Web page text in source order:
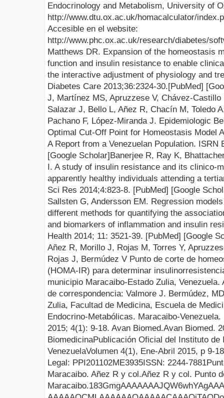
Endocrinology and Metabolism, University of
http://www.dtu.ox.ac.uk/homacalculator/
Accesible en el website:
http://www.phc.ox.ac.uk/research/diabetes/
Matthews DR. Expansion of the homeostasis
function and insulin resistance to enable
the interactive adjustment of physiology and
Diabetes Care 2013;36:2324-30.[PubMed] [
J, Martínez MS, Apruzzese V, Chávez-
Salazar J, Bello L, Añez R, Chacín M, Toledo
Pachano F, López-Miranda J. Epidemiologic
Optimal Cut-Off Point for Homeostasis Model
A Report from a Venezuelan Population. ISRN
[Google Scholar]Banerjee R, Ray K,
I. A study of insulin resistance and its clinico-
apparently healthy individuals attending a
Sci Res 2014;4:823-8. [PubMed] [Google
Sallsten G, Andersson EM. Regression
different methods for quantifying the
and biomarkers of inflammation and insulin
Health 2014; 11: 3521-39. [PubMed] [Google
Añez R, Morillo J, Rojas M, Torres Y,
Rojas J, Bermúdez V Punto de corte de
(HOMA-IR) para determinar
municipio Maracaibo-Estado Zulia, Venezuela.
de correspondencia: Valmore J. Bermúdez,
Zulia, Facultad de Medicina, Escuela de
Endocrino-Metabólicas. Maracaibo-
2015; 4(1): 9-18. Avan Biomed.Avan Biomed.
BiomedicinaPublicación Oficial del Instituto de
VenezuelaVolumen 4(1), Ene-Abril 2015, p 9-18
Legal: PPI201102ME3935ISSN: 2244-7881
Maracaibo. Añez R y col.Añez R y col. Punto
Maracaibo.183GmgAAAAAAAJQW6whYAgAAAAA2SwEACQAAA28vAQAGABYQAAAAABYQAAAmBg8AIiBXTUZDAQAA AAAAAQCMLAAAAAAQAAAAACAAAOjTAQDo8wEAAQAAAGwAAAD3////9f///5wWAAD2CAAAAAAAAAAA AACTXwAAwCUAACBFTUYAAAEA6PMBAAgIAAADAAAAAAAAAAAAAAAAAAAAYRMAAGgbAADSAAAAKQEA AAAAAAAAAAAAAAAAAFA0AwAoiAQARgAAACwAAAAgAAAARU1GKwFAAQAcAAAAEAAAAAIQwNsAAAAA WAIAAFgCAABGAAAA5AIAANgCAABFTUYrHkAFAAwAAAAAAAAAH0ADAAwAAAAAAAAAMEACABAAAAAE AAAAAACAPyFABwAMAAAAAAAAACJABAAMAAAAAAAAACpAAAAkAAAAGAAAAAAAgD8AAAAAAAAAAAAA gD8AAAAAAAAAACtAAAAMAAAAAAAAAB5ABgAMAAAAAAAAACFABQAMAAAAAAAAAB5ACQAMAAAAAAAA ACpAAAAkAAAAGAAAAAAAgD8AAAAAAAAAAAAAgD8AAAAAAAAAACFABwAMAAAAAAAAACpAAAAkAAAA GAAAALACLDoAAAAAAAAAALACLDoAANzCAIB9xCtAAAAMAAAAAAAAACpAAAAkAAAAGAAAALACLDoA AAAAAAAAALACLDoAANzCAIB9xCtAAAAMAAAAAAAAACpAAAAkAAAAGAAAALACLDoAAAAAAAAAALAC LDrlR/lAwovwQCtAAAAMAAAAAAAAACpAAAAkAAAAGAAAALACLDoAAAAAAAAAALACLDpxIPNEdTrF QytAAAAMAAAAAAAAACpAAAAkAAAAGAAAALACLDoAAAAAAAAAALACLDpxIPNEdTrFQytAAAAMAAAA AAAAACpAAAAkAAAAGAAAALACLDoAAAAAAAAAALACLDoAsBdFAMAsRCtAAAAMAAAAAAAAACpAAAAk AAAAGAAAAFVVBUEAAAAAAAAAAFVVBUEAANzCAIB9xCtAAAAMAAAAAAAAACpAAAAkAAAAGAAAAAAA gD8AAAAAAAAAAAAAgD8ibRhF1Ck0RCtAAAAMAAAAAAAAACpAAAAkAAAAGAAAAFVVBUEAAAAAAAAA AFVVBUEAANzCAIB9xCtAAAAMAAAAAAAAACpAAAAkAAAAGAAAAFVVBUEAAAAAAAAAAFVVBUEAANzC AIB9xCtAAAAMAAAAAAAAACpAAAAkAAAAGAAAAAAAgD8AAAAAAAAAAAAAgD8ibRhF1Ck0RARAAAAM AAAAAAAAACEAAAAIAAAAIQAAAAgAAAAcAAAACAAAAEsAAAAQAAAAAAAAAAUAAAAkAAAAJAAAAAAA gD8AAAAAAAAAAAAAgD8ibRhF1Ck0RAIAAAAMAAAAEAAAAAAAAAAAAAAACgAAABAAAAAAAAAAAAAA AFIAAABwAQAAAQAAAIv///8AAAAAAAAAAAAAAACQAQAAAAAAAgQABBJTAHkAbQBiAG8AbAAAAB0A AAAAAMBrhQcAAAAAyBqQ+/4HAACQYo8HAAAAALDIHQAAAAAAgFeVCwAAAABgMPjqAAAAAAAAAIA6 gYbAuNCW+/4HAADo5mDSOWcAALAAAAAAAAAAAAAAAAAAAAAAAAAAAAAAAAAAAAAAAAAAAAAAAAAA AAAAAAAAAAAAAAAAAAAAAAAAAAAAAAAA8D8AAAAAAAAAAMBRsQwAAAAAKVJV//4HAACky8ILAAAA ANgCAAAAAAAAgB8AAAAAAABfFJf7/gcAAIA/AAAAAAAA8G27CwAAAABAwqoEAAAAAIA/AAAAAAAA kGKPBwAAAACuLJD7AAAAAIA/AAAAAAAA0y1T//4HAACky8ILAAAAAPDEHQAAAAAAgB8AAAAAAADY AgAAAAAAAJBijwcAAAAAzfOP+2R2AAgAAAAAJQAAAAwAAAABAAAAFgAAAAwAAAAYAAAAEgAAAAwA AAABAAAAGAAAAAwAAACAAAACVAAAAFQAAACHCQAAzAIAALwJAABbAwAAAgAAAAAAAAAAAAAAAAAA AHEAAAABAAAATAAAAAAAAAAAAAAAAAAAAP//////////UAAAALfwZXI2AAAAJQAAAAwAAAAOAACA KAAAAAwAAAABAAAAIgAAAAwAAAD/////IgAAAAwAAAD/////RgAAAGwBAABgAQAARU1GKytAAAAM AAAAAAAAACpAAAAkAAAAGAAAAFVVBUEAAAAAAAAAAFVVBUEAANzCAIB9xCtAAAAMAAAAAAAAACpA AAAkAAAAGAAAALACLDoAAAAAAAAAALACLDoAECRFAIBKRCtAAAAMAAAAAAAAACpAAAAkAAAAGAAA AFVVBUEAAAAAAAAAAFVVBUEAANzCAIB9xCtAAAAMAAAAAAAAACpAAAAkAAAAGAAAAAAAgD8AAAAA AAAAAAAAgD/oyidFERNSRCtAAAAMAAAAAAAAACpAAAAkAAAAGAAAAFVVBUEAAAAAAAAAAFVVBUEA ANzCAIB9xCtAAAAMAAAAAAAAACpAAAAkAAAAGAAAAFVVBUEAAAAAAAAAAFVVBUEAANzCAIB9xCtA AAAMAAAAAAAAACpAAAAkAAAAGAAAAAAAgD8AAAAAAAAAAAAAgD/oyidFERNSRARAAAAMAAAAAAAA ACEAAAAIAAAAIQAAAAgAAAAcAAAACAAAAEsAAAAQAAAAAAAAAAUAAAAkAAAAJAAAAAAAgD8AAAAA AAAAAAAAgD/oyidFERNSRAIAAAAMAAAAEAAAAAAAAAAAAAAACgAAABAAAAAAAAAAAAAAAFIAAABw AQAAAQAAAKj///8AAAAAAAAAAAAAAACQAQAAAAAAAAQABBJUAGkAbQBlAHMAIABOAGUAdwAgAFIA bwBtAGEAbgAAAP4HAACQYo8HAAAAALDIHQAAAAAAgFeVCwAAAABgMPjqAAAAAAAAACBiPorAuNCW +/4HAADo5mDSOWcAALAAAAAAAAAAAAAAAAAAAAAAAAAAAAAAAAAAAAAAAAAAAAAAAAAAAAAAAAAA AAAAAAAAAAAAAAAAAAAAAAAA8D8AAAAAAAAAAMBRsQwAAAAAKVJV//